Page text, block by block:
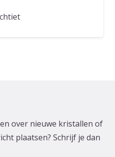
over nieuwe kristallen of
plaatsen? Schrijf je dan